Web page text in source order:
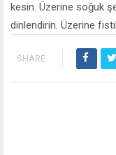
kesin. Üzerine soğuk
dinlendirin. Üzerine
SHARE